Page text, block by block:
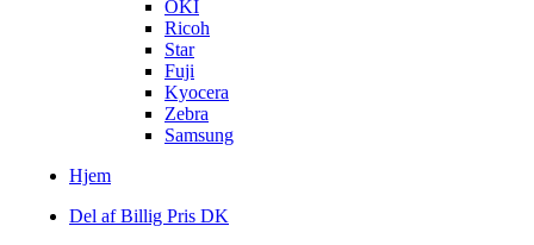
OKI
Ricoh
Star
Fuji
Kyocera
Zebra
Samsung
Hjem
Del af Billig Pris DK